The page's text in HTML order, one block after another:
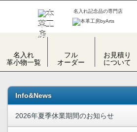
名入れ記念品の専門店
名入れ
革小物一覧
フル
オーダー
お見積り
について
Info&News
2026年夏季休業期間のお知らせ